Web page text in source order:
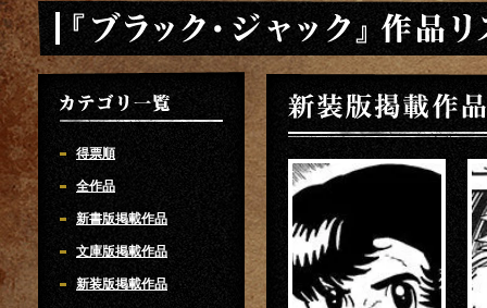
手塚治虫 ブラックジャック 40周年アニバーサリー
「ブラック・ジャック」作品リスト
得票順
全作品
新書版掲載作品
文庫版掲載作品
新装版掲載作品
新装版掲載作品